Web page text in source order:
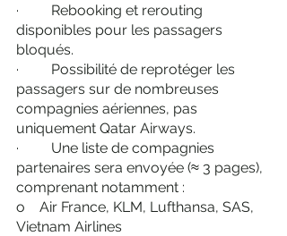
·         Rebooking et rerouting
disponibles pour les passagers
bloqués.
·         Possibilité de reprotéger les
passagers sur de nombreuses
compagnies aériennes, pas
uniquement Qatar Airways.
·         Une liste de compagnies
partenaires sera envoyée (≈ 3 pages),
comprenant notamment :
o    Air France, KLM, Lufthansa, SAS,
Vietnam Airlines